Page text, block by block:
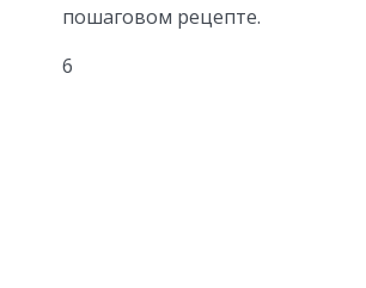
пошаговом рецепте.
6